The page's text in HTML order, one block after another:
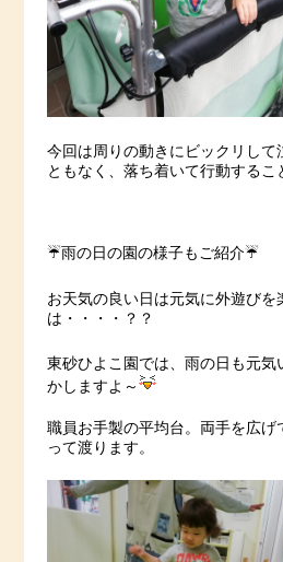
今回は周りの動きにビックリして
ともなく、落ち着いて行動するこ
☔️雨の日の園の様子もご紹介☔️
お天気の良い日は元気に外遊びを
は・・・・？？
東砂ひよこ園では、雨の日も元気
かしますよ～
職員お手製の平均台。両手を広げ
って渡ります。